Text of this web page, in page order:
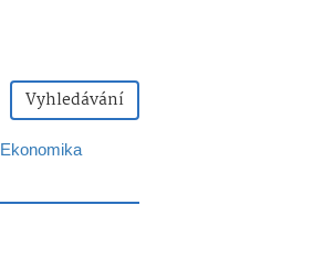
Vyhledávání
Ekonomika